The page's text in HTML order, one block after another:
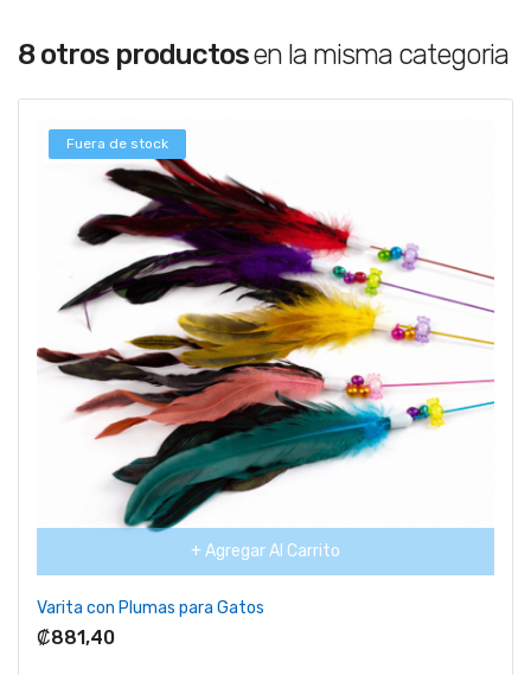
8 otros productosen la misma categoria
Fuera de stock
+ Agregar Al Carrito
Varita con Plumas para Gatos
₡881,40